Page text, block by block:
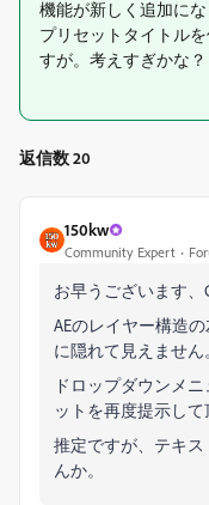
機能が新しく追加に
プリセットタイトル
すが。考えすぎかな？
返信数 20
150kw
Community Expert
お早うございます、
AEのレイヤー構造
に隠れて見えません
ドロップダウンメ
ットを再度提示して
推定ですが、テキ
んか。